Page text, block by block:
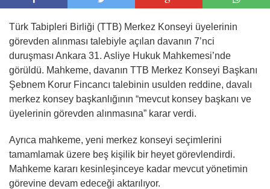
Türk Tabipleri Birliği (TTB) Merkez Konseyi üyelerinin
görevden alınması talebiyle açılan davanın 7’nci
duruşması Ankara 31. Asliye Hukuk Mahkemesi’nde
görüldü. Mahkeme, davanın TTB Merkez Konseyi Başkanı
Şebnem Korur Fincancı talebinin usulden reddine, davalı
merkez konsey başkanlığının “mevcut konsey başkanı ve
üyelerinin görevden alınmasına” karar verdi.
Ayrıca mahkeme, yeni merkez konseyi seçimlerini
tamamlamak üzere beş kişilik bir heyet görevlendirdi.
Mahkeme kararı kesinleşinceye kadar mevcut yönetimin
görevine devam edeceği aktarılıyor.